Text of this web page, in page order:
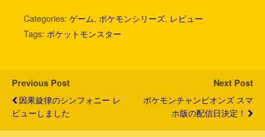
i
n
c
t
Categories: ゲーム, ポケモンシリーズ, レビュー
Tags: ポケットモンスター
Previous Post
因果旋律のシンフォニー レ
ビューしました
Next Post
ポケモンチャンピオンズ スマ
ホ版の配信日決定！